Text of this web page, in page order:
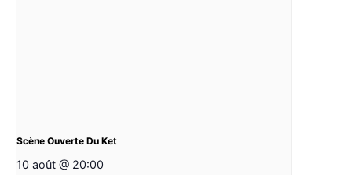
Scène Ouverte Du Ket
10 août @ 20:00